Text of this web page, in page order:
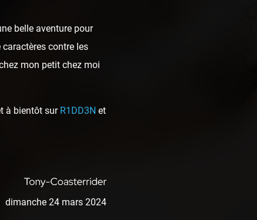
belle aventure pour
contre les
mon petit chez moi
à bientôt sur R1DD3N et
dimanche 24 mars 2024